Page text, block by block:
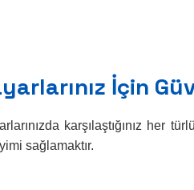
İçin
karşılaştığınız her
sağlamaktır.